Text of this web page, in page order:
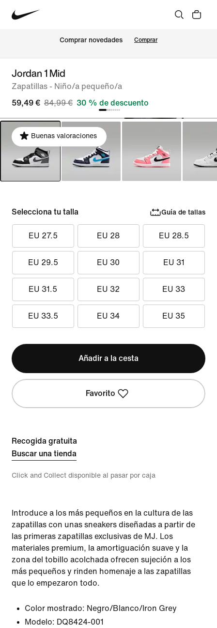
Comprar novedades Comprar
Jordan 1 Mid
Zapatillas - Niño/a pequeño/a
59,49 € 84,99 € 30 % de descuento
Buenas valoraciones
Selecciona tu talla Guía de tallas
EU 27.5 EU 28 EU 28.5
EU 29.5 EU 30 EU 31
EU 31.5 EU 32 EU 33
EU 33.5 EU 34 EU 35
Añadir a la cesta
Favorito
Recogida gratuita
Buscar una tienda
Click and Collect disponible al pasar por caja
Introduce a los más pequeños en la cultura de las
zapatillas con unas sneakers diseñadas a partir de
las primeras zapatillas exclusivas de MJ. Los
materiales premium, la amortiguación suave y la
zona del tobillo acolchada ofrecen sujeción a los
más pequeños y rinden homenaje a las zapatillas
que lo empezaron todo.
Color mostrado: Negro/Blanco/Iron Grey
Modelo: DQ8424-001